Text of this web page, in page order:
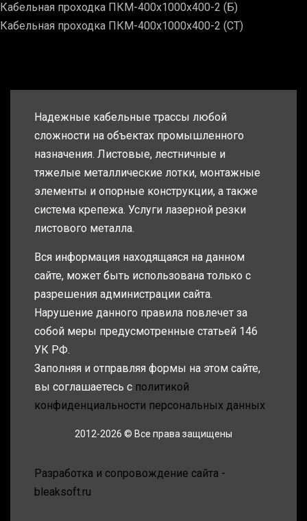
Кабельная проходка ПКМ-400х1000х400-2 (Б)
Кабельная проходка ПКМ-400х1000х400-2 (СТ)
Надежные кабельные трассы любой
сложности на объектах промышленного
назначения. Листовые, лестничные и
тяжелые металлические лотки, монтажные
элементы и опорные конструкции, а также
система крепежа. Услуги лазерной резки
листового металла.
Вся информация находящаяся на данном
сайте, может быть использована только с
разрешения администрации сайта.
Нарушение данного правила повлечет за
собой меры предусмотренные статьей 146
УК РФ.
Заполняя и отправляя формы на этом сайте,
вы соглашаетесь с политикой
конфиденциальности персональных данных
2012-2026 © Все права защищены
Разработка и сопровождение сайта -
bleaksoft.ru